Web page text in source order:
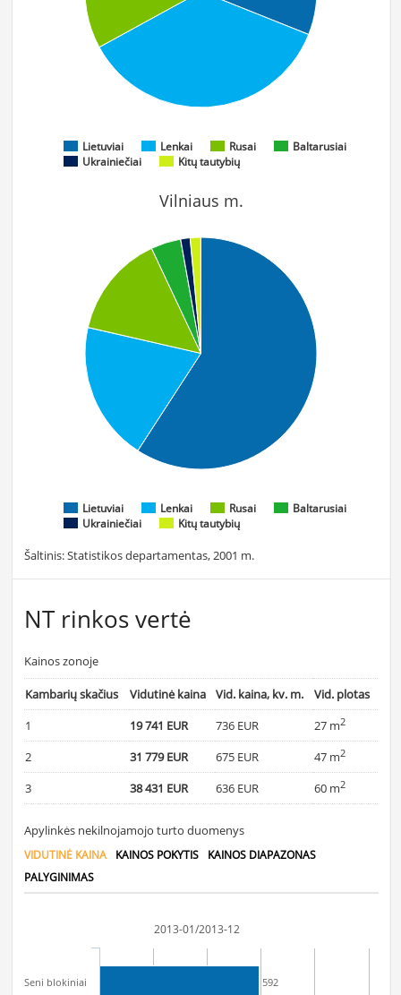
Lietuviai Lenkai Rusai
Baltarusiai
Ukrainiečiai
Kitų tautybių
Vilniaus m.
Lietuviai Lenkai Rusai
Baltarusiai
Ukrainiečiai
Kitų tautybių
Šaltinis: Statistikos departamentas, 2001 m.
NT rinkos vertė
Kainos zonoje
Kambarių skačius Vidutinė kaina Vid. kaina, kv. m.
Vid. plotas
1
19 741 EUR 736 EUR 27 m2
2 31 779 EUR 675 EUR 47 m2
3 38 431 EUR 636 EUR 60 m2
Apylinkės nekilnojamojo turto duomenys
VIDUTINĖ KAINA KAINOS POKYTIS
KAINOS DIAPAZONAS
PALYGINIMAS
2013-01/2013-12
592
Seni blokiniai